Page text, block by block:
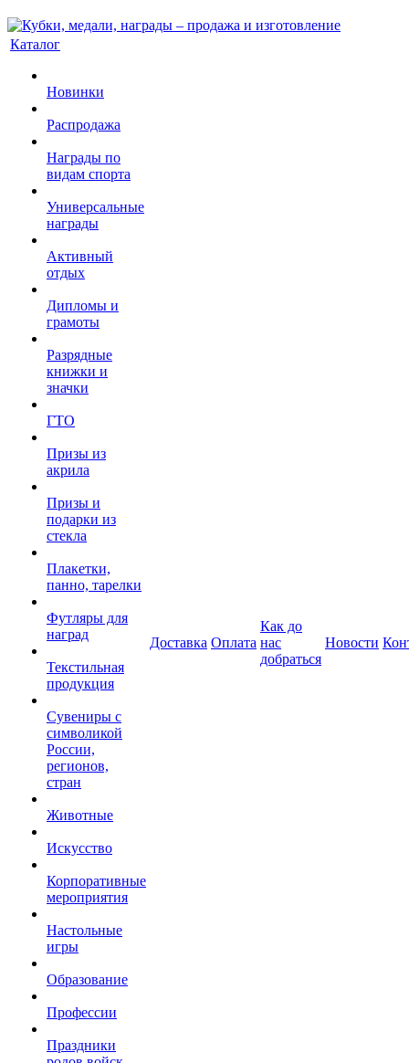
Каталог
Новинки
Распродажа
Награды по
видам спорта
Универсальные
награды
Активный
отдых
Дипломы и
грамоты
Разрядные
книжки и
значки
ГТО
Призы из
акрила
Призы и
подарки из
стекла
Плакетки,
панно, тарелки
Футляры для
наград
Текстильная
продукция
Сувениры с
символикой
России,
регионов,
стран
Животные
Искусство
Корпоративные
мероприятия
Настольные
игры
Образование
Профессии
Праздники
Доставка Оплата
Как до
нас
добраться
Новости